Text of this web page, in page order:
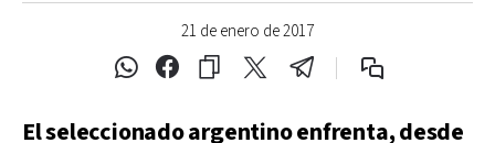
21 de enero de 2017
El seleccionado argentino enfrenta, desde